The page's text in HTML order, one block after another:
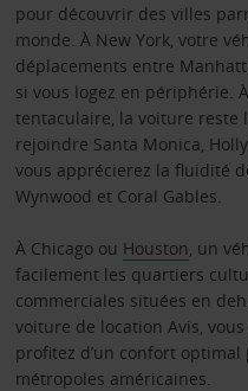
pour découvrir des villes
monde. À New York, votre
déplacements entre
si vous logez en périphérie.
tentaculaire, la voiture reste
rejoindre Santa Monica,
vous apprécierez la fluidité
Wynwood et Coral Gables.
À Chicago ou Houston , un
facilement les quartiers
commerciales situées en
voiture de location Avis,
profitez d’un confort
métropoles américaines.